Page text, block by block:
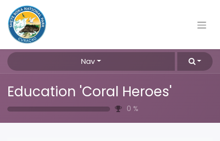
Nav
Education 'Coral Heroes'
0 %